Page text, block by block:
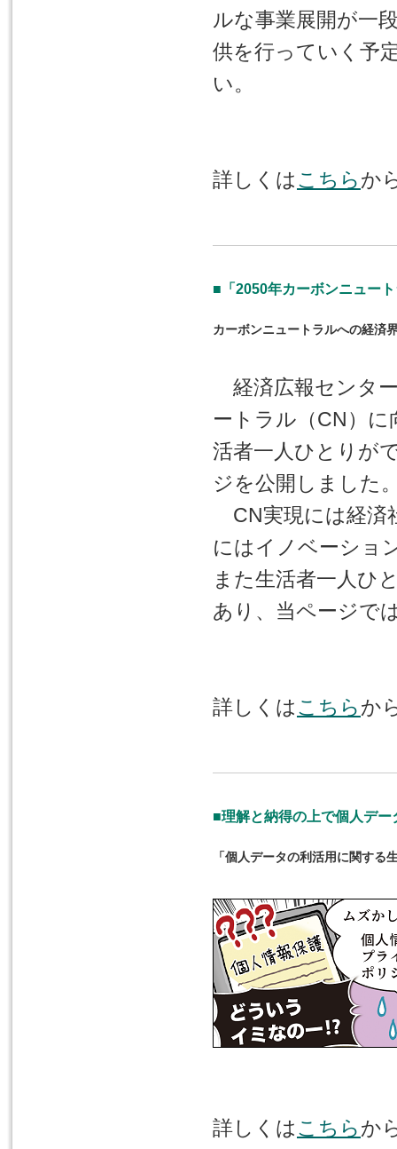
ルな事業展開が一
供を行っていく予
い。
詳しくはこちらか
■「2050年カーボンニュー
カーボンニュートラルへの経済
経済広報センタ
ートラル（CN）
活者一人ひとりが
ジを公開しました
CN実現には経済
にはイノベーショ
また生活者一人ひ
あり、当ページで
詳しくはこちらか
■理解と納得の上で個人デー
「個人データの利活用に関する
詳しくはこちらか